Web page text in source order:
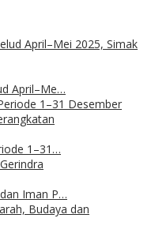
April–Me…
1–31…
Iman P…